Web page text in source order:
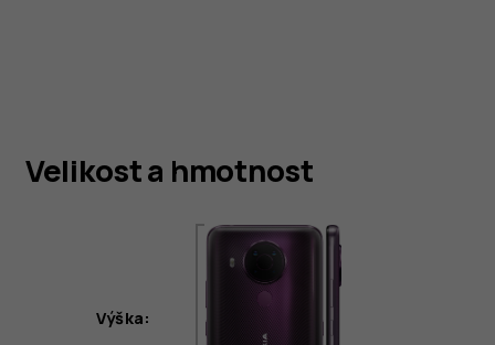
Velikost a hmotnost
Výška: